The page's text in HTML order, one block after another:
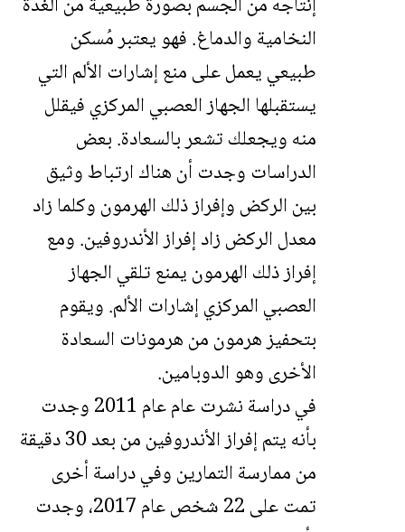
النخامية والدماغ. فهو يعتبر مُسكن
طبيعي يعمل على منع إشارات الألم التي
يستقبلها الجهاز العصبي المركزي فيقلل
منه ويجعلك تشعر بالسعادة. بعض
الدراسات وجدت أن هناك ارتباط وثيق
بين الركض وإفراز ذلك الهرمون وكلما زاد
معدل الركض زاد إفراز الأندروفين. ومع
إفراز ذلك الهرمون يمنع تلقي الجهاز
العصبي المركزي إشارات الألم. ويقوم
بتحفيز هرمون من هرمونات السعادة
الأخرى وهو الدوبامين.
فيدراسة
نشرت عام عام 2011 وجدت
بأنه يتم إفراز الأندروفين من بعد 30 دقيقة
من ممارسة التمارين وفيدراسةأخرى
تمت على 22 شخص عام 2017، وجدت